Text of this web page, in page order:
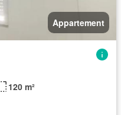
Appartement
120 m²